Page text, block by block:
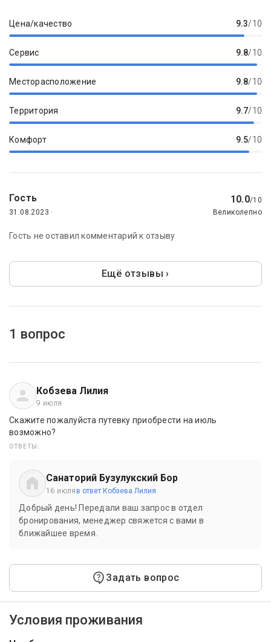
Цена/качество 9.3/10
Сервис 9.8/10
Месторасположение 9.8/10
Территория 9.7/10
Комфорт 9.5/10
Гость 10.0/10
31.08.2023 ·
Великолепно
Гость не оставил комментарий к отзыву
Ещё отзывы ›
1 вопрос
Кобзева Лилия
9 июля
Скажите пожалуйста путевку приобрести на июль
возможно?
ОТВЕТЫ:
Санаторий Бузулукский Бор
16 июляв ответ Кобзева Лилия
Добрый день! Передали ваш запрос в отдел
бронирования, менеджер свяжется с вами в
ближайшее время.
Задать вопрос
Условия проживания